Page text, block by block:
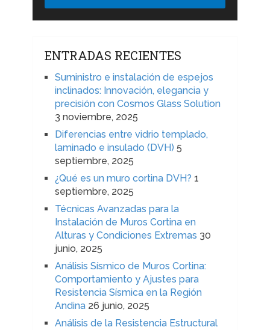
ENTRADAS RECIENTES
Suministro e instalación de espejos
inclinados: Innovación, elegancia y
precisión con Cosmos Glass Solution
3 noviembre, 2025
Diferencias entre vidrio templado,
laminado e insulado (DVH) 5
septiembre, 2025
¿Qué es un muro cortina DVH? 1
septiembre, 2025
Técnicas Avanzadas para la
Instalación de Muros Cortina en
Alturas y Condiciones Extremas 30
junio, 2025
Análisis Sísmico de Muros Cortina:
Comportamiento y Ajustes para
Resistencia Sísmica en la Región
Andina 26 junio, 2025
Análisis de la Resistencia Estructural